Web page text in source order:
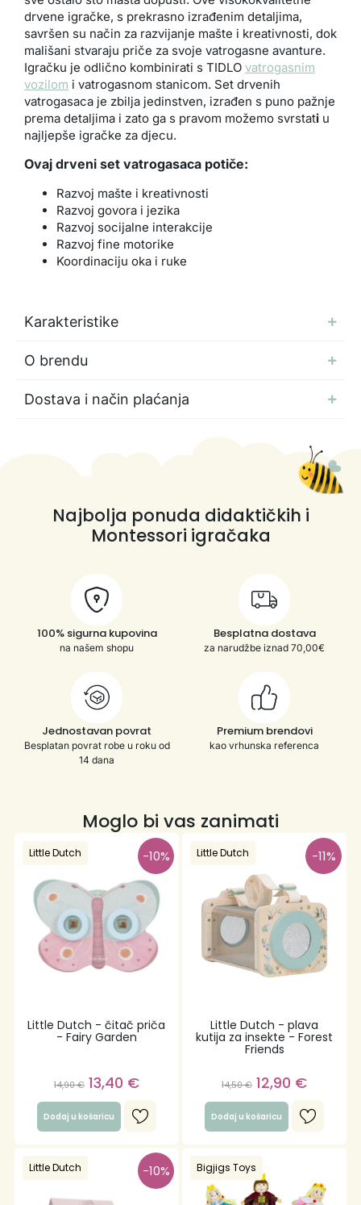
drvene igračke, s prekrasno izrađenim detaljima,
savršen su način za razvijanje mašte i kreativnosti, dok
mališani stvaraju priče za svoje vatrogasne avanture.
Igračku je odlično kombinirati s TIDLO vatrogasnim
vozilom i vatrogasnom stanicom. Set drvenih
vatrogasaca je zbilja jedinstven, izrađen s puno pažnje
prema detaljima i zato ga s pravom možemo svrstatiu
najljepše igračke za djecu.
Ovaj drveni set vatrogasaca potiče:
Razvoj mašte i kreativnosti
Razvoj govora i jezika
Razvoj socijalne interakcije
Razvoj fine motorike
Koordinaciju oka i ruke
Karakteristike
O brendu
Dostava i način plaćanja
Najbolja ponuda didaktičkih i
Montessori igračaka
100% sigurna kupovina
na našem shopu
Besplatna dostava
za narudžbe iznad 70,00€
Jednostavan povrat
Besplatan povrat robe u roku od
14 dana
Premium brendovi
kao vrhunska referenca
Moglo bi vas zanimati
Little Dutch - čitač priča
- Fairy Garden
Little Dutch
14,90€ 13,40 €
Dodaj u košaricu
-10%
Little Dutch - plava
kutija za insekte - Forest
Friends
Little Dutch
14,50€ 12,90 €
Dodaj u košaricu
-11%
Little Dutch -10% Bigjigs Toys